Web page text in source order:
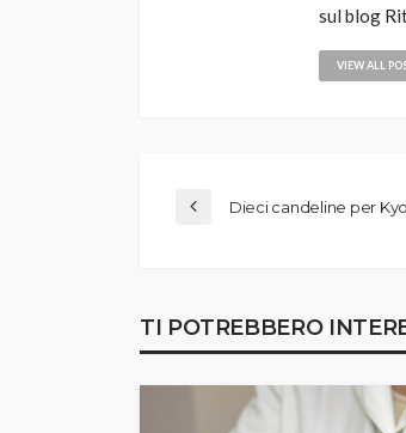
sul blog
VIEW ALL
Dieci candeline per
TI POTREBBERO